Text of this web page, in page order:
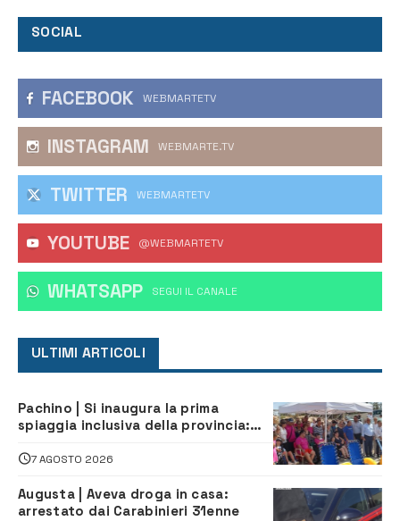
SOCIAL
FACEBOOK WEBMARTETV
INSTAGRAM WEBMARTE.TV
TWITTER WEBMARTETV
YOUTUBE @WEBMARTETV
WHATSAPP ‎SEGUI IL CANALE
ULTIMI ARTICOLI
Pachino | Si inaugura la prima
spiaggia inclusiva della provincia:
tutti
7 AGOSTO 2026
Augusta | Aveva droga in casa:
arrestato dai Carabinieri 31enne